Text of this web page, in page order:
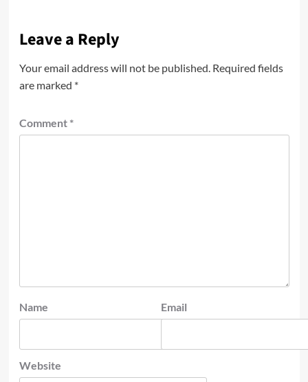
Leave a Reply
Your email address will not be published. Required fields
are marked *
Comment *
Name Email
Website